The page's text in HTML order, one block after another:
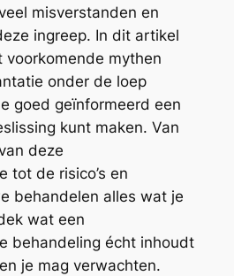
misverstanden en
ingreep. In dit artikel
mythen
onder de loep
goed geïnformeerd een
kunt maken. Van
deze
tot de risico’s en
behandelen alles wat je
wat een
behandeling écht inhoudt
je mag verwachten.